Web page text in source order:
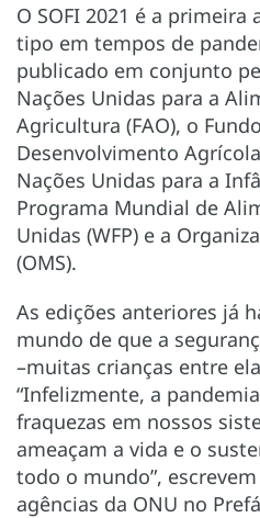
O SOFI 2021 é a primeira
tipo em tempos de
publicado em conjunto
Nações Unidas para a
Agricultura (FAO), o
Desenvolvimento
Nações Unidas para a
Programa Mundial de
Unidas (WFP) e a
(OMS).
As edições anteriores já
mundo de que a
–muitas crianças entre
“Infelizmente, a
fraquezas em nossos
ameaçam a vida e o
todo o mundo”,
agências da ONU no